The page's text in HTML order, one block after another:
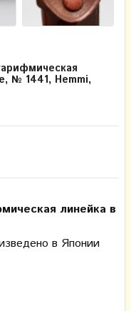
№ 1441, Hemmi,
линейка в
в Японии